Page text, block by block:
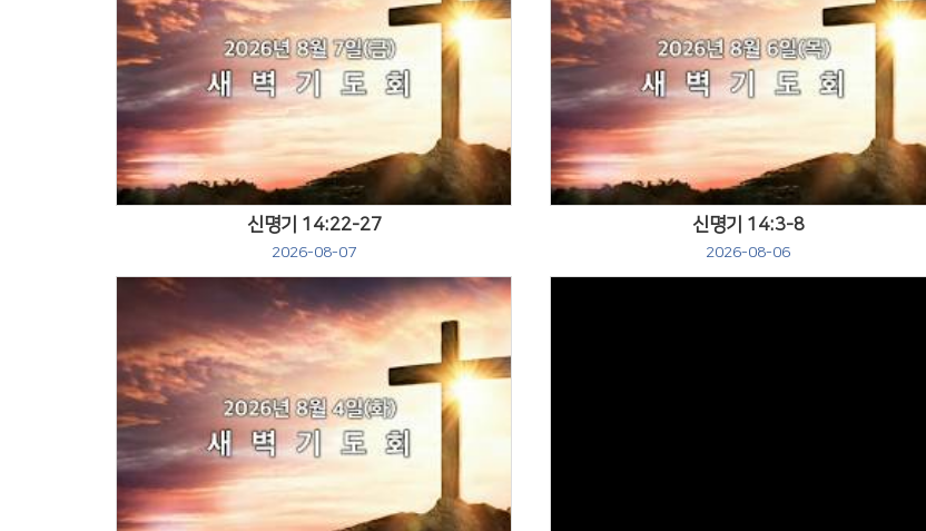
Views
신명기 14:22-27
2026-08-07
Views
신명기 14:3-8
2026-08-06
Views